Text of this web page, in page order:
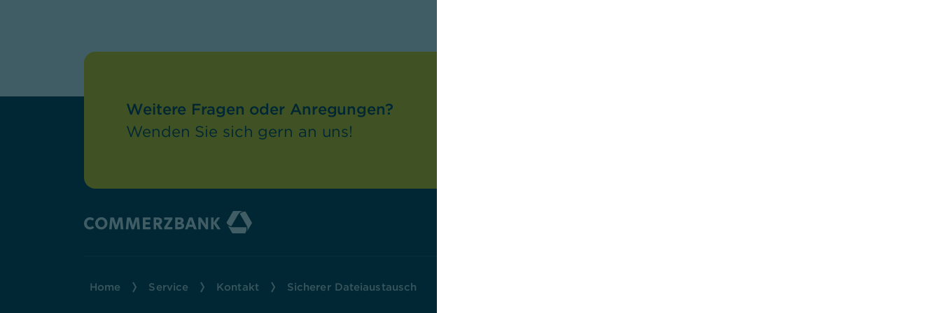
Weitere Fragen oder Anregungen?
Wenden Sie sich gern an uns!
Home Service Kontakt Sicherer Dateiaustausch